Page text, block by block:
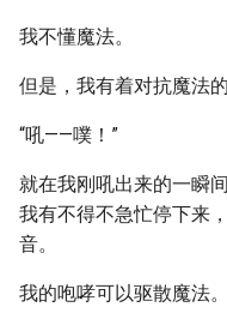
我不懂魔法。
但是，我有着对抗魔法的
“吼——噗！”
就在我刚吼出来的一瞬
我有不得不急忙停下来
音。
我的咆哮可以驱散魔法。